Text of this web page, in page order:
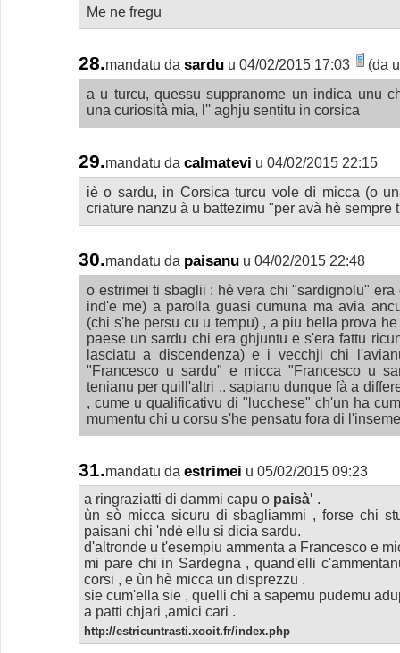
Me ne fregu
28.mandatu da sardu u 04/02/2015 17:03
(da
a u turcu, quessu suppranome un indica unu
una curiosità mia, l'' aghju sentitu in corsica
29.mandatu da calmatevi u 04/02/2015 22:15
iè o sardu, in Corsica turcu vole dì micca (o
criature nanzu à u battezimu "per avà hè sempre
30.mandatu da paisanu u 04/02/2015 22:48
o estrimei ti sbaglii : hè vera chi "sardignolu"
ind'e me) a parolla guasi cumuna ma avia
(chi s'he persu cu u tempu) , a piu bella prova
paese un sardu chi era ghjuntu e s'era fattu
lasciatu a discendenza) e i vecchji chi
"Francesco u sardu" e micca "Francesco u
tenianu per quill'altri .. sapianu dunque fà a
, cume u qualificativu di "lucchese" ch'un ha
mumentu chi u corsu s'he pensatu fora di
31.mandatu da estrimei u 05/02/2015 09:23
a ringraziatti di dammi capu o paisà' .
ùn sò micca sicuru di sbagliammi , forse chi
paisani chi 'ndè ellu si dicia sardu.
d'altronde u t'esempiu ammenta a Francesco e
mi pare chi in Sardegna , quand'elli
corsi , e ùn hè micca un disprezzu .
sie cum'ella sie , quelli chi a sapemu pudemu
a patti chjari ,amici cari .
http://estricuntrasti.xooit.fr/index.php